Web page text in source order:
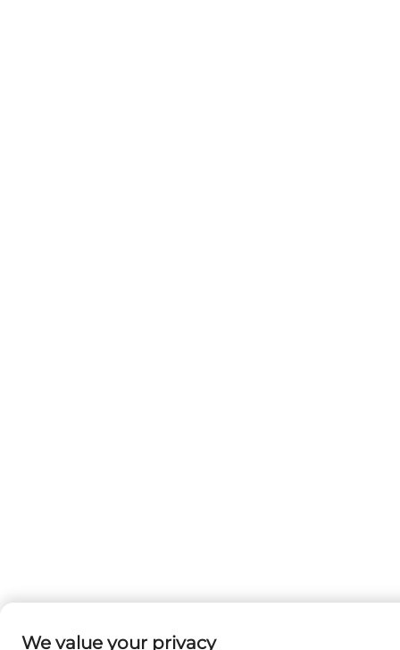
We value your privacy